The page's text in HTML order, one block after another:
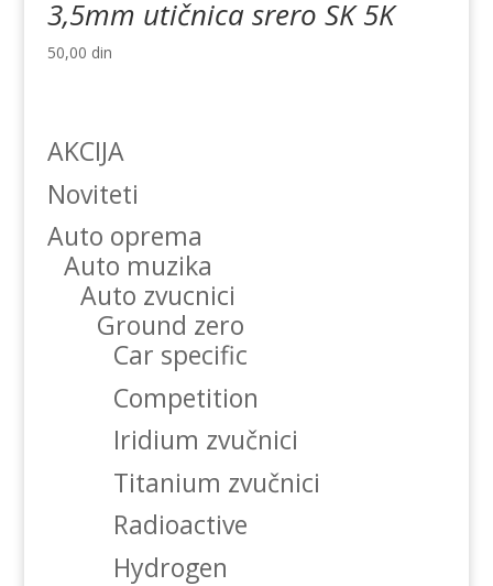
3,5mm utičnica srero SK 5K
50,00 din
AKCIJA
Noviteti
Auto oprema
Auto muzika
Auto zvucnici
Ground zero
Car specific
Competition
Iridium zvučnici
Titanium zvučnici
Radioactive
Hydrogen